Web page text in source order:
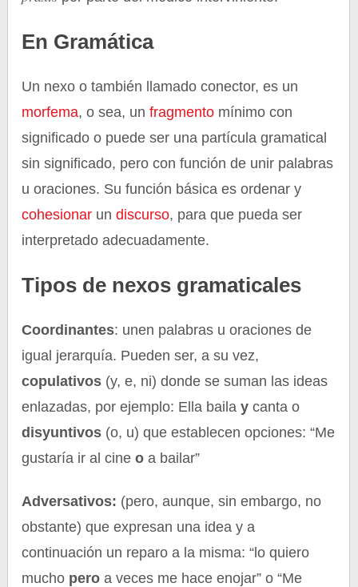
En Gramática
Un nexo o también llamado conector, es un
morfema, o sea, unfragmento mínimo con
significado o puede ser una partícula gramatical
sin significado, pero con función de unir palabras
u oraciones. Su función básica es ordenar y
cohesionar undiscurso, para que pueda ser
interpretado adecuadamente.
Tipos de nexos gramaticales
Coordinantes: unen palabras u oraciones de
igual jerarquía. Pueden ser, a su vez,
copulativos (y, e, ni) donde se suman las ideas
enlazadas, por ejemplo: Ella bailay canta o
disyuntivos (o, u) que establecen opciones: “Me
gustaría ir al cineo a bailar”
Adversativos: (pero, aunque, sin embargo, no
obstante) que expresan una idea y a
continuación un reparo a la misma: “lo quiero
mucho pero a veces me hace enojar” o “Me